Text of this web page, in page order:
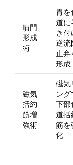
噴門
形成
術
胃を
道に
き付
逆流
止弁
形成
磁気
括約
筋増
強術
磁気
ング
下部
道括
筋を
化